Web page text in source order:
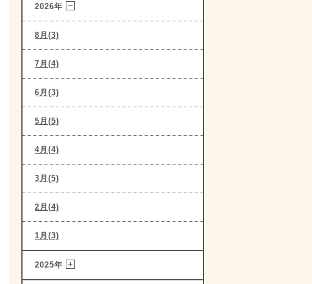
2026年
8月(3)
7月(4)
6月(3)
5月(5)
4月(4)
3月(5)
2月(4)
1月(3)
2025年